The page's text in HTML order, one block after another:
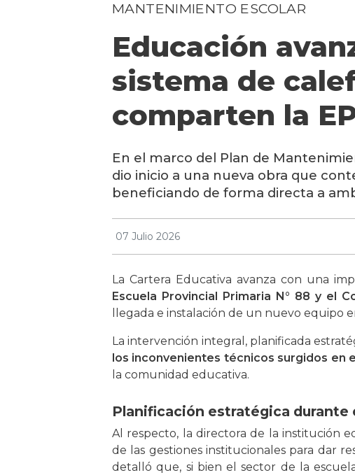
MANTENIMIENTO ESCOLAR
Educación
sistema de
comparten la
En el marco del Plan de
dio inicio a una nueva obra que
beneficiando de forma directa a
07 Julio 2026
La Cartera Educativa avanza con una
Escuela Provincial Primaria N° 88 y el
llegada e instalación de un nuevo equipo
La intervención integral, planificada
los inconvenientes técnicos surgidos en
la comunidad educativa.
Planificación estratégica durante
Al respecto, la directora de la institución
de las gestiones institucionales para dar
detalló que, si bien el sector de la